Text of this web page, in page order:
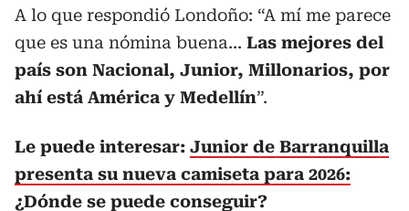
A lo que respondió Londoño: “A mí me parece
que es una nómina buena... Las mejores del
país son Nacional, Junior, Millonarios, por
ahí está América y Medellín”.
Le puede interesar: Junior de Barranquilla
presenta su nueva camiseta para 2026:
¿Dónde se puede conseguir?